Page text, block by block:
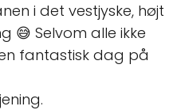
i det vestjyske, højt
😅 Selvom alle ikke
fantastisk dag på